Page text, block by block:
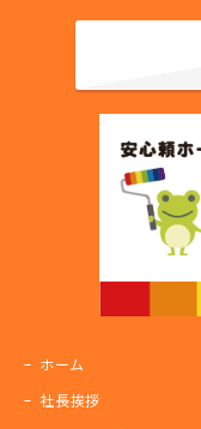
ホーム
社長挨拶